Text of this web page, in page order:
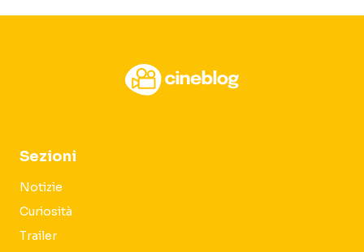
Sezioni
Notizie
Curiosità
Trailer